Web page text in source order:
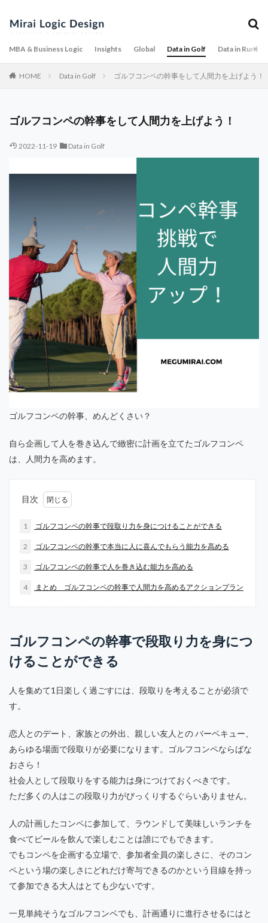
MBA & Business Logic Insights Global Data in Golf Data in
HOME Data in Golf ゴルフコンペの幹事をして人間力を上げよう！
ゴルフコンペの幹事をして人間力を上げよう！
2022-11-19 Data in Golf
ゴルフコンペの幹事、めんどくさい？
自ら企画して人を巻き込んで緻密に計画を立てたゴルフコンペ
は、人間力を高めます。
目次
1 ゴルフコンペの幹事で段取り力を身につけることができる
2 ゴルフコンペの幹事で本当に人に喜んでもらう能力を高める
3 ゴルフコンペの幹事で人を巻き込む能力を高める
4 まとめ ゴルフコンペの幹事で人間力を高めるアクションプラン
ゴルフコンペの幹事で段取り力を身につ
けることができる
人を集めて1日楽しく過ごすには、段取りを考えることが必須で
す。
恋人とのデート、家族との外出、親しい友人との バーベキュー、
あらゆる場面で段取りが必要になります。ゴルフコンペならばな
おさら！
社会人として段取りをする能力は身につけておくべきです。
ただ多くの人はこの段取り力がびっくりするぐらいありません。
人の計画したコンペに参加して、ラウンドして美味しいランチを
食べてビールを飲んで楽しむことは誰にでもできます。
でもコンペを企画する立場で、参加者全員の楽しさに、そのコン
ペという場の楽しさにどれだけ寄与できるのかという目線を持っ
て参加できる大人はとても少ないです。
一見単純そうなゴルフコンペでも、計画通りに進行させるにはと